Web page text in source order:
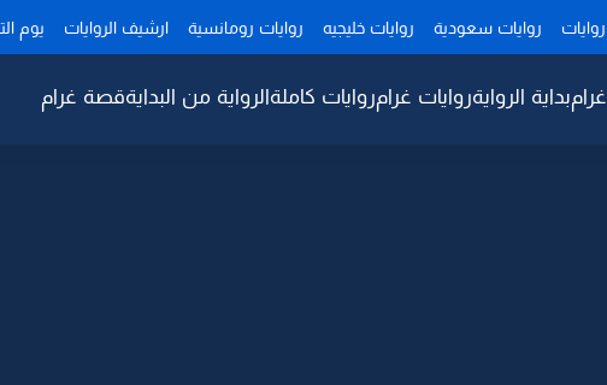
روايات روايات سعودية روايات خليجيه روايات رومانسية ارشيف الروايات يوم
غرامبداية الروايةروايات غرامروايات كاملةالرواية من البدايةقصة غرام